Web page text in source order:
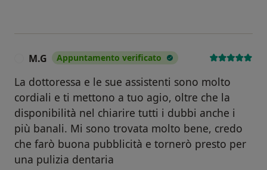
M.G Appuntamento verificato
La dottoressa e le sue assistenti sono molto
cordiali e ti mettono a tuo agio, oltre che la
disponibilità nel chiarire tutti i dubbi anche i
più banali. Mi sono trovata molto bene, credo
che farò buona pubblicità e tornerò presto per
una pulizia dentaria